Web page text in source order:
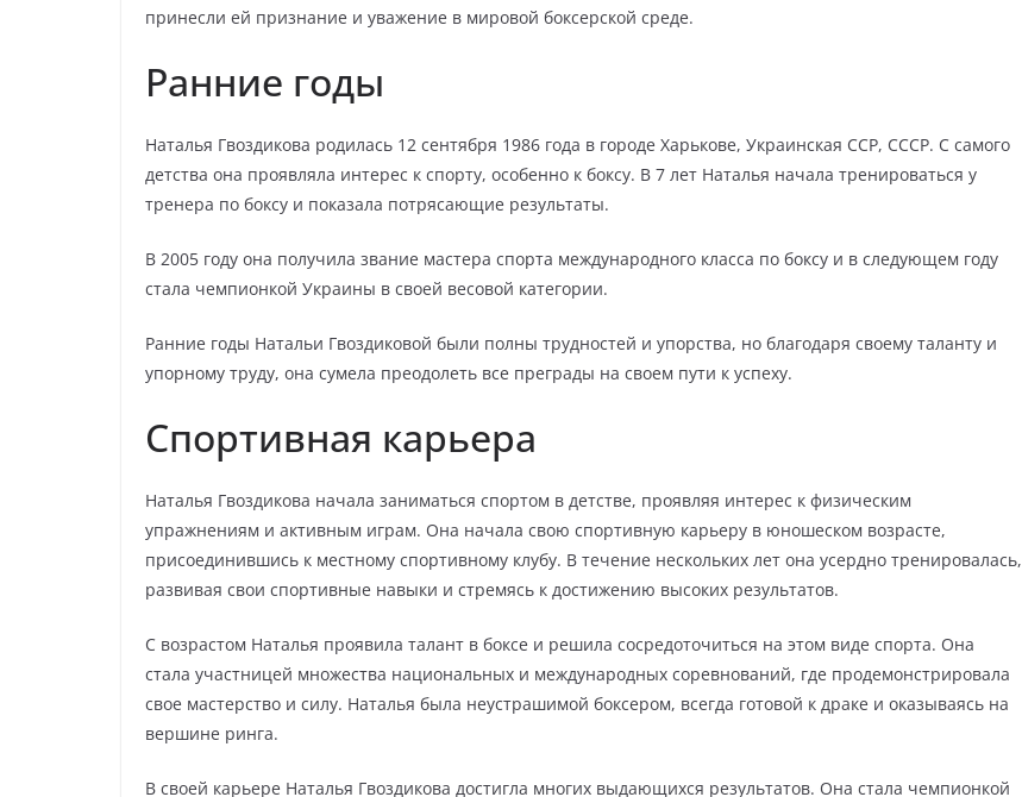
принесли ей признание и уважение в мировой боксерской среде.
Ранние годы
Наталья Гвоздикова родилась 12 сентября 1986 года в городе Харькове, Украинская ССР, СССР. С самого
детства она проявляла интерес к спорту, особенно к боксу. В 7 лет Наталья начала тренироваться у
тренера по боксу и показала потрясающие результаты.
В 2005 году она получила звание мастера спорта международного класса по боксу и в следующем году
стала чемпионкой Украины в своей весовой категории.
Ранние годы Натальи Гвоздиковой были полны трудностей и упорства, но благодаря своему таланту и
упорному труду, она сумела преодолеть все преграды на своем пути к успеху.
Спортивная карьера
Наталья Гвоздикова начала заниматься спортом в детстве, проявляя интерес к физическим
упражнениям и активным играм. Она начала свою спортивную карьеру в юношеском возрасте,
присоединившись к местному спортивному клубу. В течение нескольких лет она усердно тренировалась,
развивая свои спортивные навыки и стремясь к достижению высоких результатов.
С возрастом Наталья проявила талант в боксе и решила сосредоточиться на этом виде спорта. Она
стала участницей множества национальных и международных соревнований, где продемонстрировала
свое мастерство и силу. Наталья была неустрашимой боксером, всегда готовой к драке и оказываясь на
вершине ринга.
В своей карьере Наталья Гвоздикова достигла многих выдающихся результатов. Она стала чемпионкой